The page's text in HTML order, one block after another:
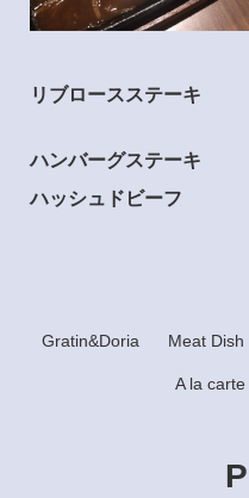
リブロースステーキ
ハンバーグステーキ
ハッシュドビーフ
Gratin&Doria Meat Dish
A la carte